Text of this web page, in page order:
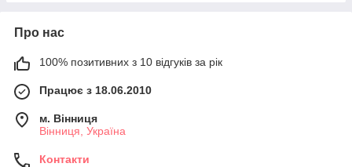
Про нас
100% позитивних з 10 відгуків за рік
Працює з 18.06.2010
м. Вінниця
Вінниця, Україна
Контакти